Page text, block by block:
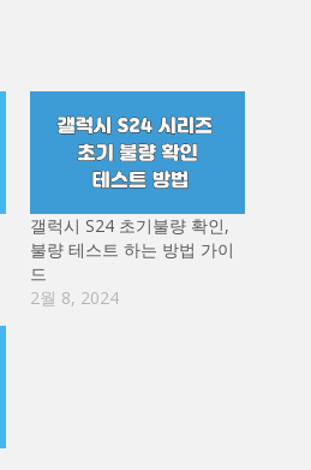
갤럭시 S24 초기불량 확인,
불량 테스트 하는 방법 가이
드
2월 8, 2024